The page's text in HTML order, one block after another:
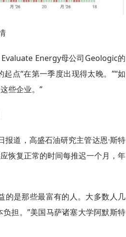
Energy母公司Geologic的
点“在第一季度出现得太晚。”“如
些企业。”
报道，高盛石油研究主管达恩·斯特
恢复正常的时间每推迟一个月，年
的是那些最富有的人。大多数人几
担。”美国马萨诸塞大学阿默斯特